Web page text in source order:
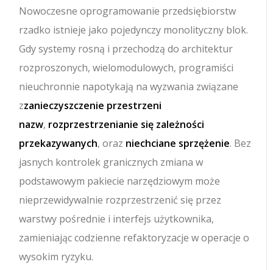
Nowoczesne oprogramowanie przedsiębiorstw
rzadko istnieje jako pojedynczy monolityczny blok.
Gdy systemy rosną i przechodzą do architektur
rozproszonych, wielomodulowych, programiści
nieuchronnie napotykają na wyzwania związane
zzanieczyszczenie przestrzeni
nazw, rozprzestrzenianie się zależności
przekazywanych, oraz niechciane sprzężenie. Bez
jasnych kontrolek granicznych zmiana w
podstawowym pakiecie narzędziowym może
nieprzewidywalnie rozprzestrzenić się przez
warstwy pośrednie i interfejs użytkownika,
zamieniając codzienne refaktoryzacje w operacje o
wysokim ryzyku.